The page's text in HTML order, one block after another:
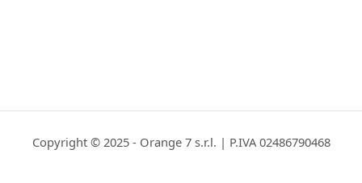
Copyright © 2025 - Orange 7 s.r.l. | P.IVA 02486790468